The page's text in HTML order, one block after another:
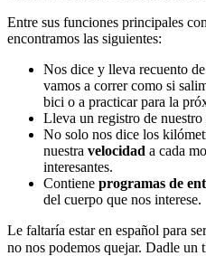
Entre sus funciones principales
encontramos las siguientes:
Nos dice y lleva recuento de
vamos a correr como si
bici o a practicar para la
Lleva un registro de nuestro
No solo nos dice los
nuestra velocidad a cada
interesantes.
Contiene programas de
del cuerpo que nos interese.
Le faltaría estar en español para
no nos podemos quejar. Dadle un